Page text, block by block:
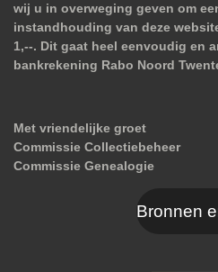
wij u in overweging geven om
instandhouding van deze
1,--. Dit gaat heel eenvoudig en
bankrekening Rabo Noord
Met vriendelijke groet
Commissie Collectiebeheer
Commissie Genealogie
Bronnen